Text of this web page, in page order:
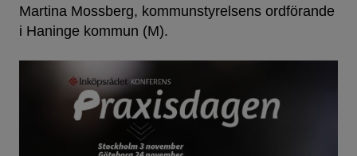
Martina Mossberg, kommunstyrelsens ordförande
i Haninge kommun (M).